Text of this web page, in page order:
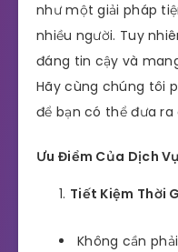
như một giải pháp
nhiều người. Tuy
đáng tin cậy và
Hãy cùng chúng tôi
để bạn có thể đưa
Ưu Điểm Của Dịch
Tiết Kiệm Thời
Không cần